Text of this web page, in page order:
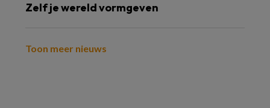
Zelf je wereld vormgeven
Toon meer nieuws